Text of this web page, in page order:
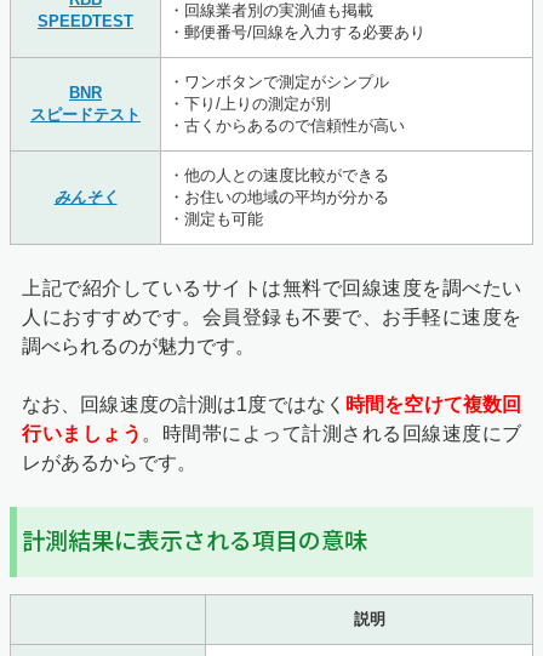
SPEEDTEST
・回線業者別の実測値も掲載
・郵便番号/回線を入力する必要あり
BNR
スピードテスト
・ワンボタンで測定がシンプル
・下り/上りの測定が別
・古くからあるので信頼性が高い
みんそく
・他の人との速度比較ができる
・お住いの地域の平均が分かる
・測定も可能
上記で紹介しているサイトは無料で回線速度を調べたい
人におすすめです。会員登録も不要で、お手軽に速度を
調べられるのが魅力です。
なお、回線速度の計測は1度ではなく 時間を空けて複数回
行いましょう 。時間帯によって計測される回線速度にブ
レがあるからです。
計測結果に表示される項目の意味
説明